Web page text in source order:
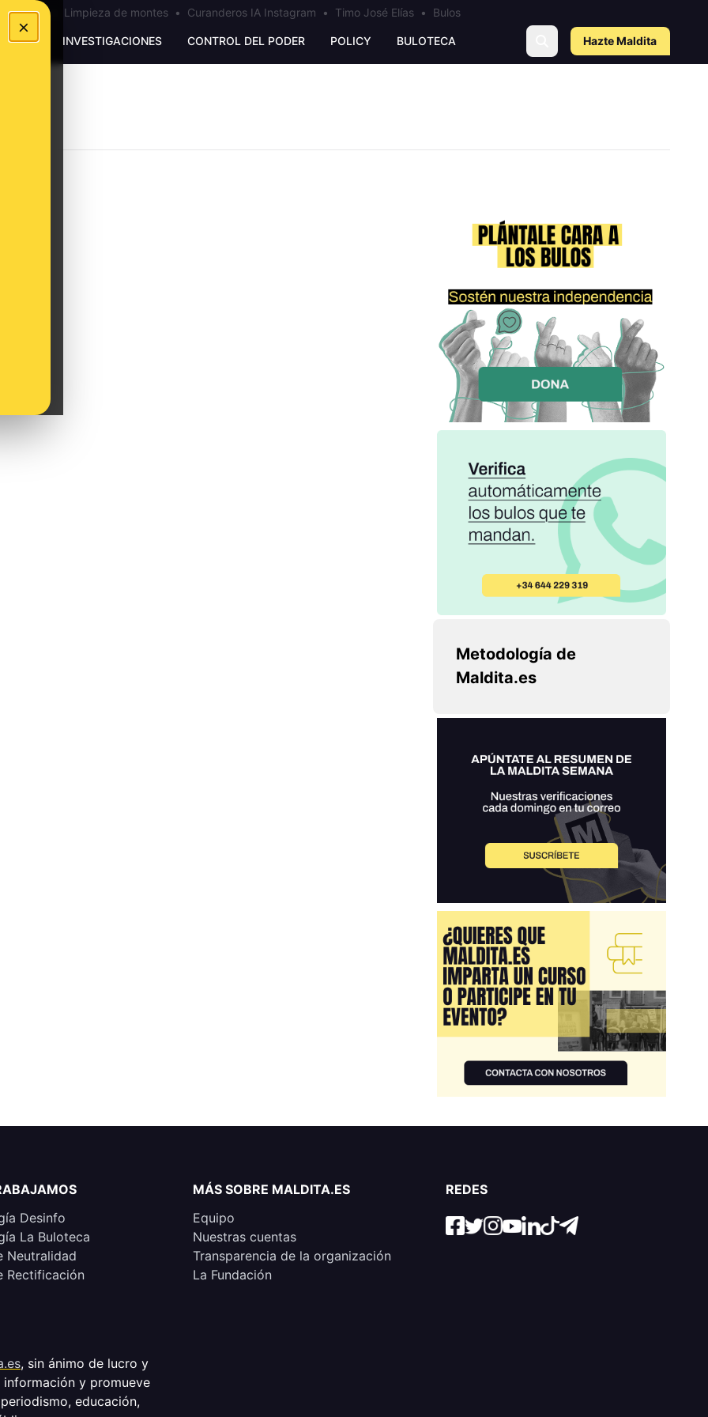
×
Ceuta • Limpieza de montes • Curanderos IA Instagram • Timo José Elías • Bulos
INVESTIGACIONES CONTROL DEL PODER POLICY BULOTECA Hazte Maldita
Metodología de
Maldita.es
Desinfo
La Buloteca
Neutralidad
Rectificación
MÁS SOBRE MALDITA.ES
Equipo
Nuestras cuentas
Transparencia de la organización
La Fundación
REDES
, sin ánimo de lucro y
y promueve
educación,